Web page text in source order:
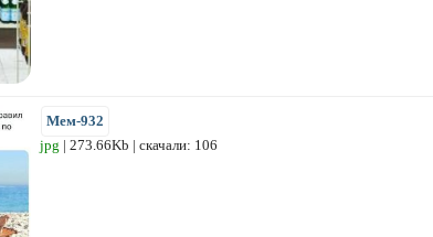
Мем-932
jpg | 273.66Kb | скачали: 106